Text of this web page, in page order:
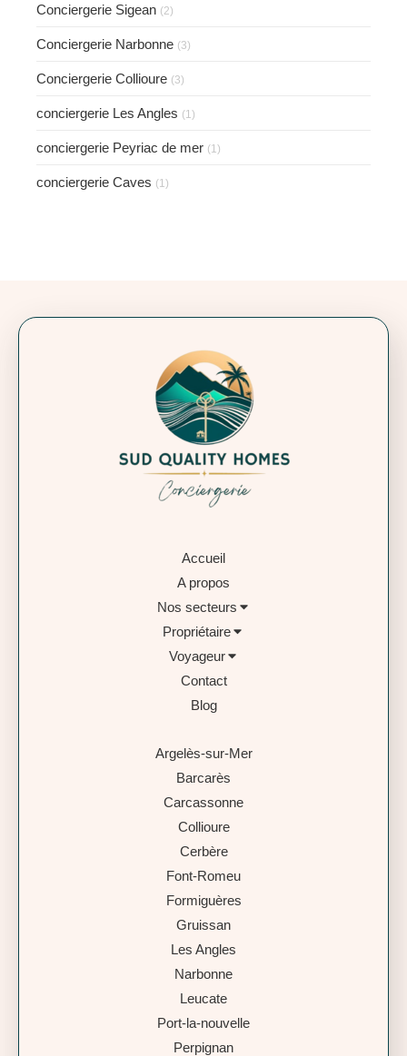
Conciergerie Sigean (2)
Conciergerie Narbonne (3)
Conciergerie Collioure (3)
conciergerie Les Angles (1)
conciergerie Peyriac de mer (1)
conciergerie Caves (1)
Accueil
A propos
Nos secteurs
Propriétaire
Voyageur
Contact
Blog
Argelès-sur-Mer
Barcarès
Carcassonne
Collioure
Cerbère
Font-Romeu
Formiguères
Gruissan
Les Angles
Narbonne
Leucate
Port-la-nouvelle
Perpignan